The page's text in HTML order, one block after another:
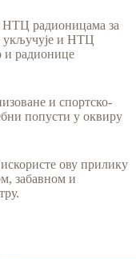
НТЦ радионицама за
укључује и НТЦ
и радионице
и спортско-
попусти у оквиру
ову прилику
забавном и